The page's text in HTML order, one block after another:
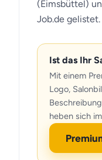
(Eimsbüttel)
Job.de gelistet.
Ist das Ihr
Mit einem
Logo,
heben sich